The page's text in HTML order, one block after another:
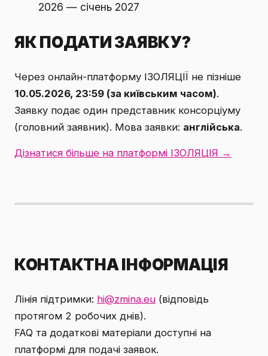
2026 — січень 2027
ЯК ПОДАТИ ЗАЯВКУ?
Через онлайн-платформу ІЗОЛЯЦІЇ не пізніше
10.05.2026, 23:59 (за київським часом).
Заявку подає один представник консорціуму
(головний заявник). Мова заявки: англійська.
Дізнатися більше на платформі ІЗОЛЯЦІЯ →
КОНТАКТНА ІНФОРМАЦІЯ
Лінія підтримки: hi@zmina.eu (відповідь
протягом 2 робочих днів).
FAQ та додаткові матеріали доступні на
платформі для подачі заявок.